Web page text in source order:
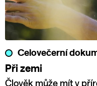
Celovečerní
Při zemi
Člověk může mít v